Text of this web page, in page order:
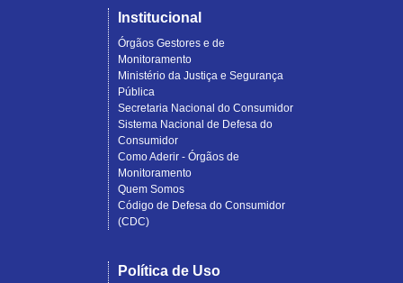
Institucional
Órgãos Gestores e de
Monitoramento
Ministério da Justiça e Segurança
Pública
Secretaria Nacional do Consumidor
Sistema Nacional de Defesa do
Consumidor
Como Aderir - Órgãos de
Monitoramento
Quem Somos
Código de Defesa do Consumidor
(CDC)
Política de Uso